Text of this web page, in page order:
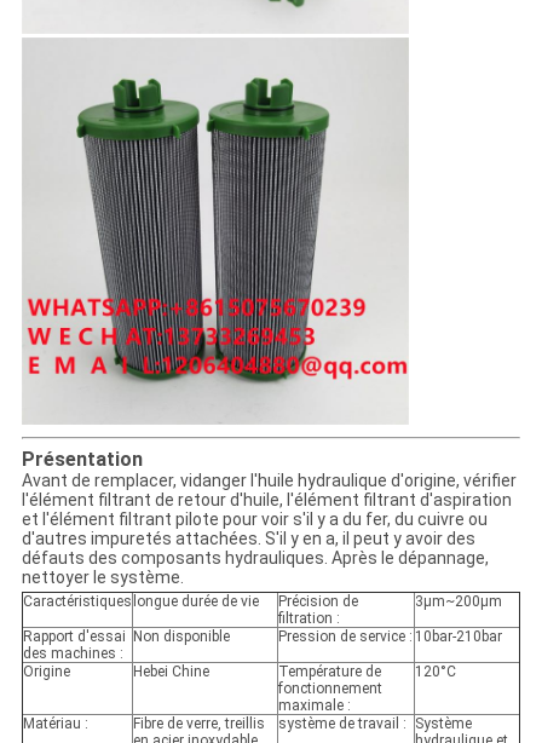
Présentation
Avant de remplacer, vidanger l'huile hydraulique d'origine, vérifier
l'élément filtrant de retour d'huile, l'élément filtrant d'aspiration
et l'élément filtrant pilote pour voir s'il y a du fer, du cuivre ou
d'autres impuretés attachées. S'il y en a, il peut y avoir des
défauts des composants hydrauliques. Après le dépannage,
nettoyer le système.
Caractéristiques longue durée de vie
Précision de
filtration :
3μm~200μm
Rapport d'essai
des machines :
Non disponible Pression de service : 10bar-210bar
Origine Hebei Chine
Température de
fonctionnement
maximale :
120°C
Matériau :
Fibre de verre, treillis
système de travail :
Système